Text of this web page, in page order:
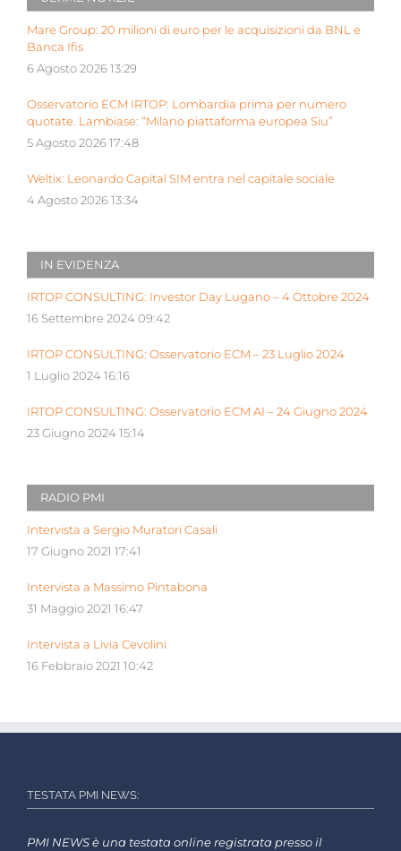
Mare Group: 20 milioni di euro per le acquisizioni da BNL e
Banca Ifis
6 Agosto 2026 13:29
Osservatorio ECM IRTOP: Lombardia prima per numero
quotate. Lambiase: “Milano piattaforma europea Siu”
5 Agosto 2026 17:48
Weltix: Leonardo Capital SIM entra nel capitale sociale
4 Agosto 2026 13:34
IN EVIDENZA
IRTOP CONSULTING: Investor Day Lugano – 4 Ottobre 2024
16 Settembre 2024 09:42
IRTOP CONSULTING: Osservatorio ECM – 23 Luglio 2024
1 Luglio 2024 16:16
IRTOP CONSULTING: Osservatorio ECM AI – 24 Giugno 2024
23 Giugno 2024 15:14
RADIO PMI
Intervista a Sergio Muratori Casali
17 Giugno 2021 17:41
Intervista a Massimo Pintabona
31 Maggio 2021 16:47
Intervista a Livia Cevolini
16 Febbraio 2021 10:42
TESTATA PMI NEWS:
PMI NEWS è una testata online registrata presso il